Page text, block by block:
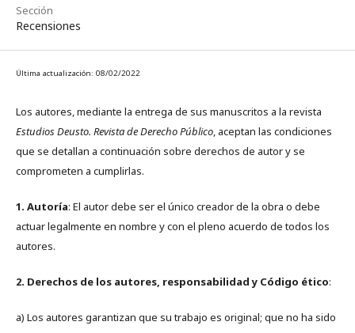
Sección
Recensiones
Última actualización: 08/02/2022
Los autores, mediante la entrega de sus manuscritos a la revista
Estudios Deusto. Revista de Derecho Público, aceptan las condiciones
que se detallan a continuación sobre derechos de autor y se
comprometen a cumplirlas.
1. Autoría: El autor debe ser el único creador de la obra o debe
actuar legalmente en nombre y con el pleno acuerdo de todos los
autores.
2. Derechos de los autores, responsabilidad y Código ético:
a) Los autores garantizan que su trabajo es original; que no ha sido